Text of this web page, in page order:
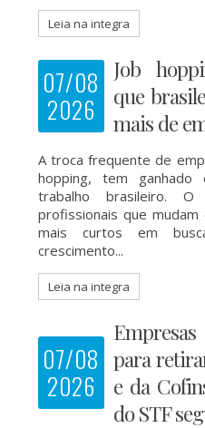
Leia na integra
07/08
2026
Job
que
mais de
A troca frequente de
hopping, tem
trabalho brasileiro. O
profissionais que
mais curtos em
crescimento...
Leia na integra
07/08
2026
para
e da
do STF